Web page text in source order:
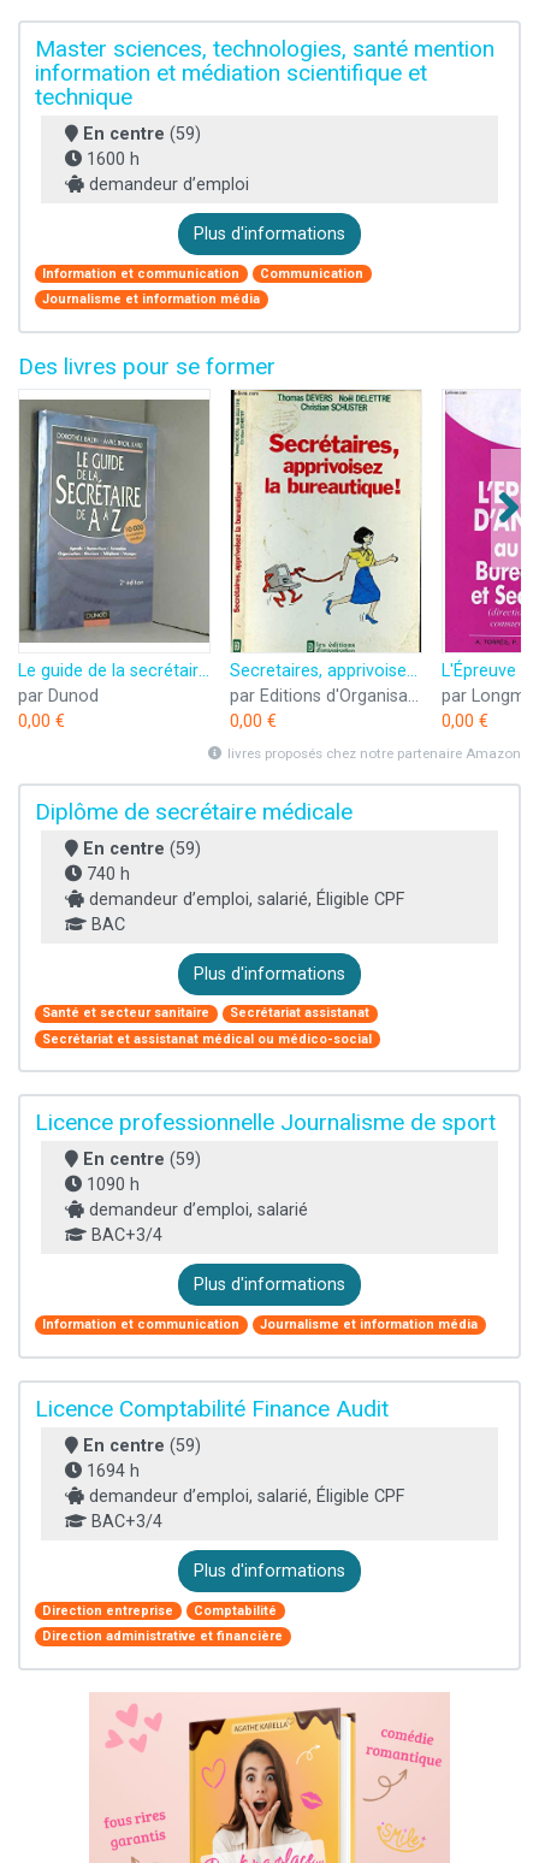
Master sciences, technologies, santé mention
information et médiation scientifique et
technique
En centre (59)
1600 h
demandeur d’emploi
Plus d'informations
Information et communication
Communication
Journalisme et information média
Des livres pour se former
Le guide de la secrétaire de A à Z: Agenda, bureautique, formation, organisation, réunions, téléphone, voyages
par Dunod
0,00 €
Secretaires, apprivoisez la bureautique
par Editions d'Organisation
0,00 €
par
0,00 €
livres proposés chez notre partenaire Amazon
Diplôme de secrétaire médicale
En centre (59)
740 h
demandeur d’emploi, salarié, Éligible CPF
BAC
Plus d'informations
Santé et secteur sanitaire
Secrétariat assistanat
Secrétariat et assistanat médical ou médico-social
Licence professionnelle Journalisme de sport
En centre (59)
1090 h
demandeur d’emploi, salarié
BAC+3/4
Plus d'informations
Information et communication Journalisme et information média
Licence Comptabilité Finance Audit
En centre (59)
1694 h
demandeur d’emploi, salarié, Éligible CPF
BAC+3/4
Plus d'informations
Direction entreprise
Comptabilité
Direction administrative et financière